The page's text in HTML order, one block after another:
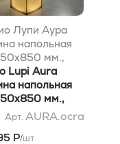
Лупи Аура
напольная
мм.,
без отв для
с дон
сифоном и
слива,
цвет
Lupi Aura
напольная
мм.,
пол, без отв для
с дон
сифоном и
Арт. AURA.ocra
Р/шт